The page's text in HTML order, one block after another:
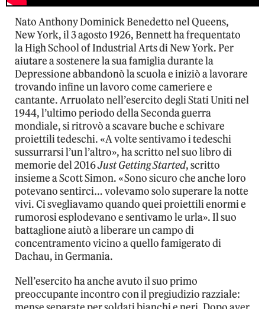
Nato Anthony Dominick Benedetto nel Queens,
New York, il 3 agosto 1926, Bennett ha frequentato
la High School of Industrial Arts di New York. Per
aiutare a sostenere la sua famiglia durante la
Depressione abbandonò la scuola e iniziò a lavorare
trovando infine un lavoro come cameriere e
cantante. Arruolato nell’esercito degli Stati Uniti nel
1944, l’ultimo periodo della Seconda guerra
mondiale, si ritrovò a scavare buche e schivare
proiettili tedeschi. «A volte sentivamo i tedeschi
sussurrarsi l’un l’altro», ha scritto nel suo libro di
memorie del 2016Just Getting Started, scritto
insieme a Scott Simon. «Sono sicuro che anche loro
potevano sentirci… volevamo solo superare la notte
vivi. Ci svegliavamo quando quei proiettili enormi e
rumorosi esplodevano e sentivamo le urla». Il suo
battaglione aiutò a liberare un campo di
concentramento vicino a quello famigerato di
Dachau, in Germania.
Nell’esercito ha anche avuto il suo primo
preoccupante incontro con il pregiudizio razziale: